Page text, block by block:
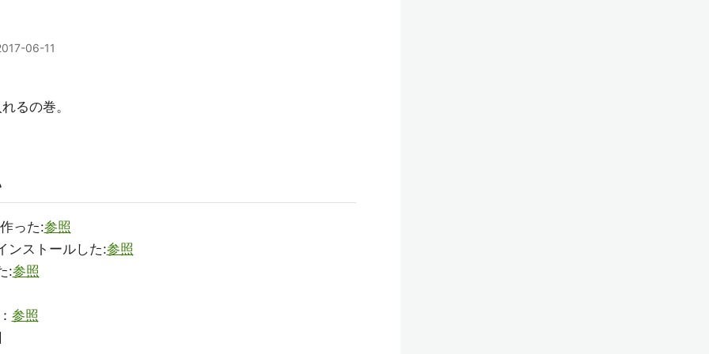
06-11
るの巻。
った:参照
ンストールした:参照
:参照
参照